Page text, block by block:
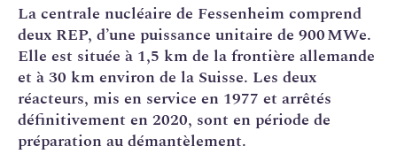
Lacentrale nucléaire de Fessenheim comprend
deux REP, d’une puissance unitaire de 900 MWe.
Elle est située à 1,5 km de la frontière allemande
et à 30 km environ de la Suisse. Les deux
réacteurs, mis en service en 1977 et arrêtés
définitivement en 2020, sont en période de
préparation audémantèlement.